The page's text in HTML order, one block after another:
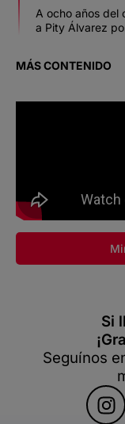
A ocho años del
a Pity Álvarez
MÁS CONTENIDO
Si
Seguínos